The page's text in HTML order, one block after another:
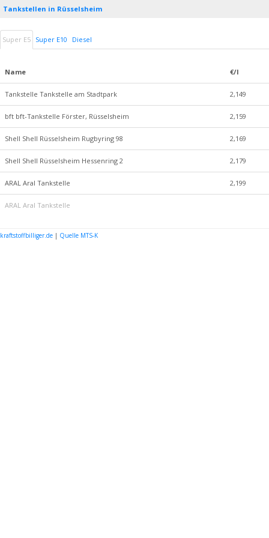
Tankstellen in Rüsselsheim
Super E5 Super E10 Diesel
Name €/l
Tankstelle Tankstelle am Stadtpark 2,149
bft bft-Tankstelle Förster, Rüsselsheim 2,159
Shell Shell Rüsselsheim Rugbyring 98 2,169
Shell Shell Rüsselsheim Hessenring 2 2,179
ARAL Aral Tankstelle 2,199
ARAL Aral Tankstelle
kraftstoffbilliger.de | Quelle MTS-K